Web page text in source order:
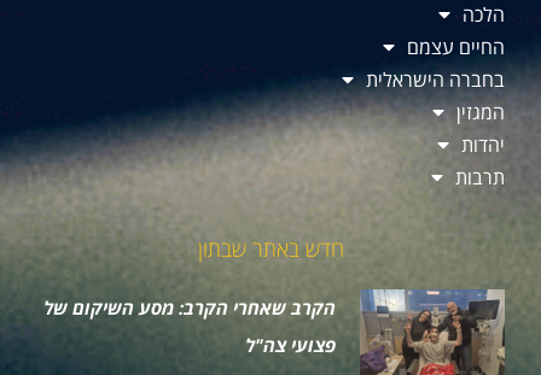
הלכה
החיים עצמם
בחברה הישראלית
המגזין
יהדות
תרבות
חדש באתר שבתון
הקרב שאחרי הקרב: מסע השיקום של
פצועי צה"ל